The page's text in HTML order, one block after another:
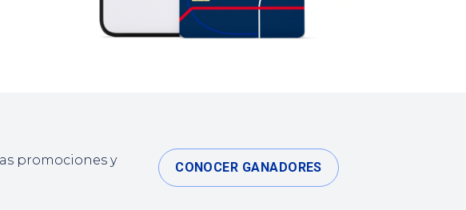
promociones y
CONOCER GANADORES